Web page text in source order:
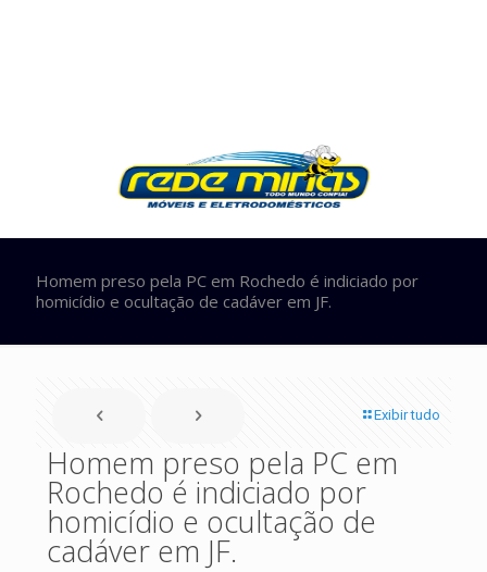
Homem preso pela PC em Rochedo é indiciado por
homicídio e ocultação de cadáver em JF.
Exibir tudo
Homem preso pela PC em
Rochedo é indiciado por
homicídio e ocultação de
cadáver em JF.